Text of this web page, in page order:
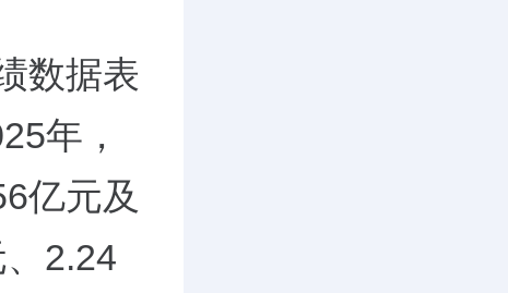
数据表
年，
亿元及
2.24